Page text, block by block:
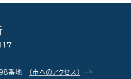
番地
（市へのアクセス）